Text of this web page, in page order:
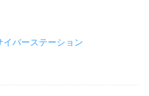
イバーステーション